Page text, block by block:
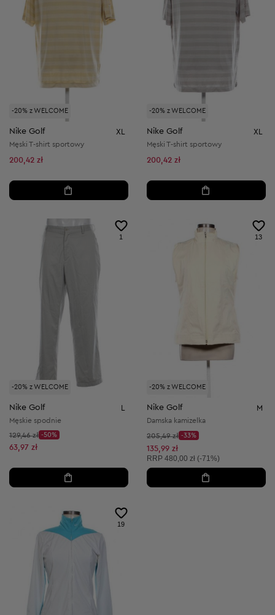
-20% z WELCOME
Nike Golf XL
Męski T-shirt sportowy
200,42 zł
-20% z WELCOME
Nike Golf XL
Męski T-shirt sportowy
200,42 zł
-20% z WELCOME
1
Nike Golf L
Męskie spodnie
Cena początkowa:
129,46 zł
Discount Price:
-50%
Obniżona cena:
63,97 zł
-20% z WELCOME
13
Nike Golf M
Damska kamizelka
Cena początkowa:
205,49 zł
Discount Price:
-33%
Obniżona cena:
135,99 zł
Cena sugerowana:
RRP 480,00 zł (-71%)
19